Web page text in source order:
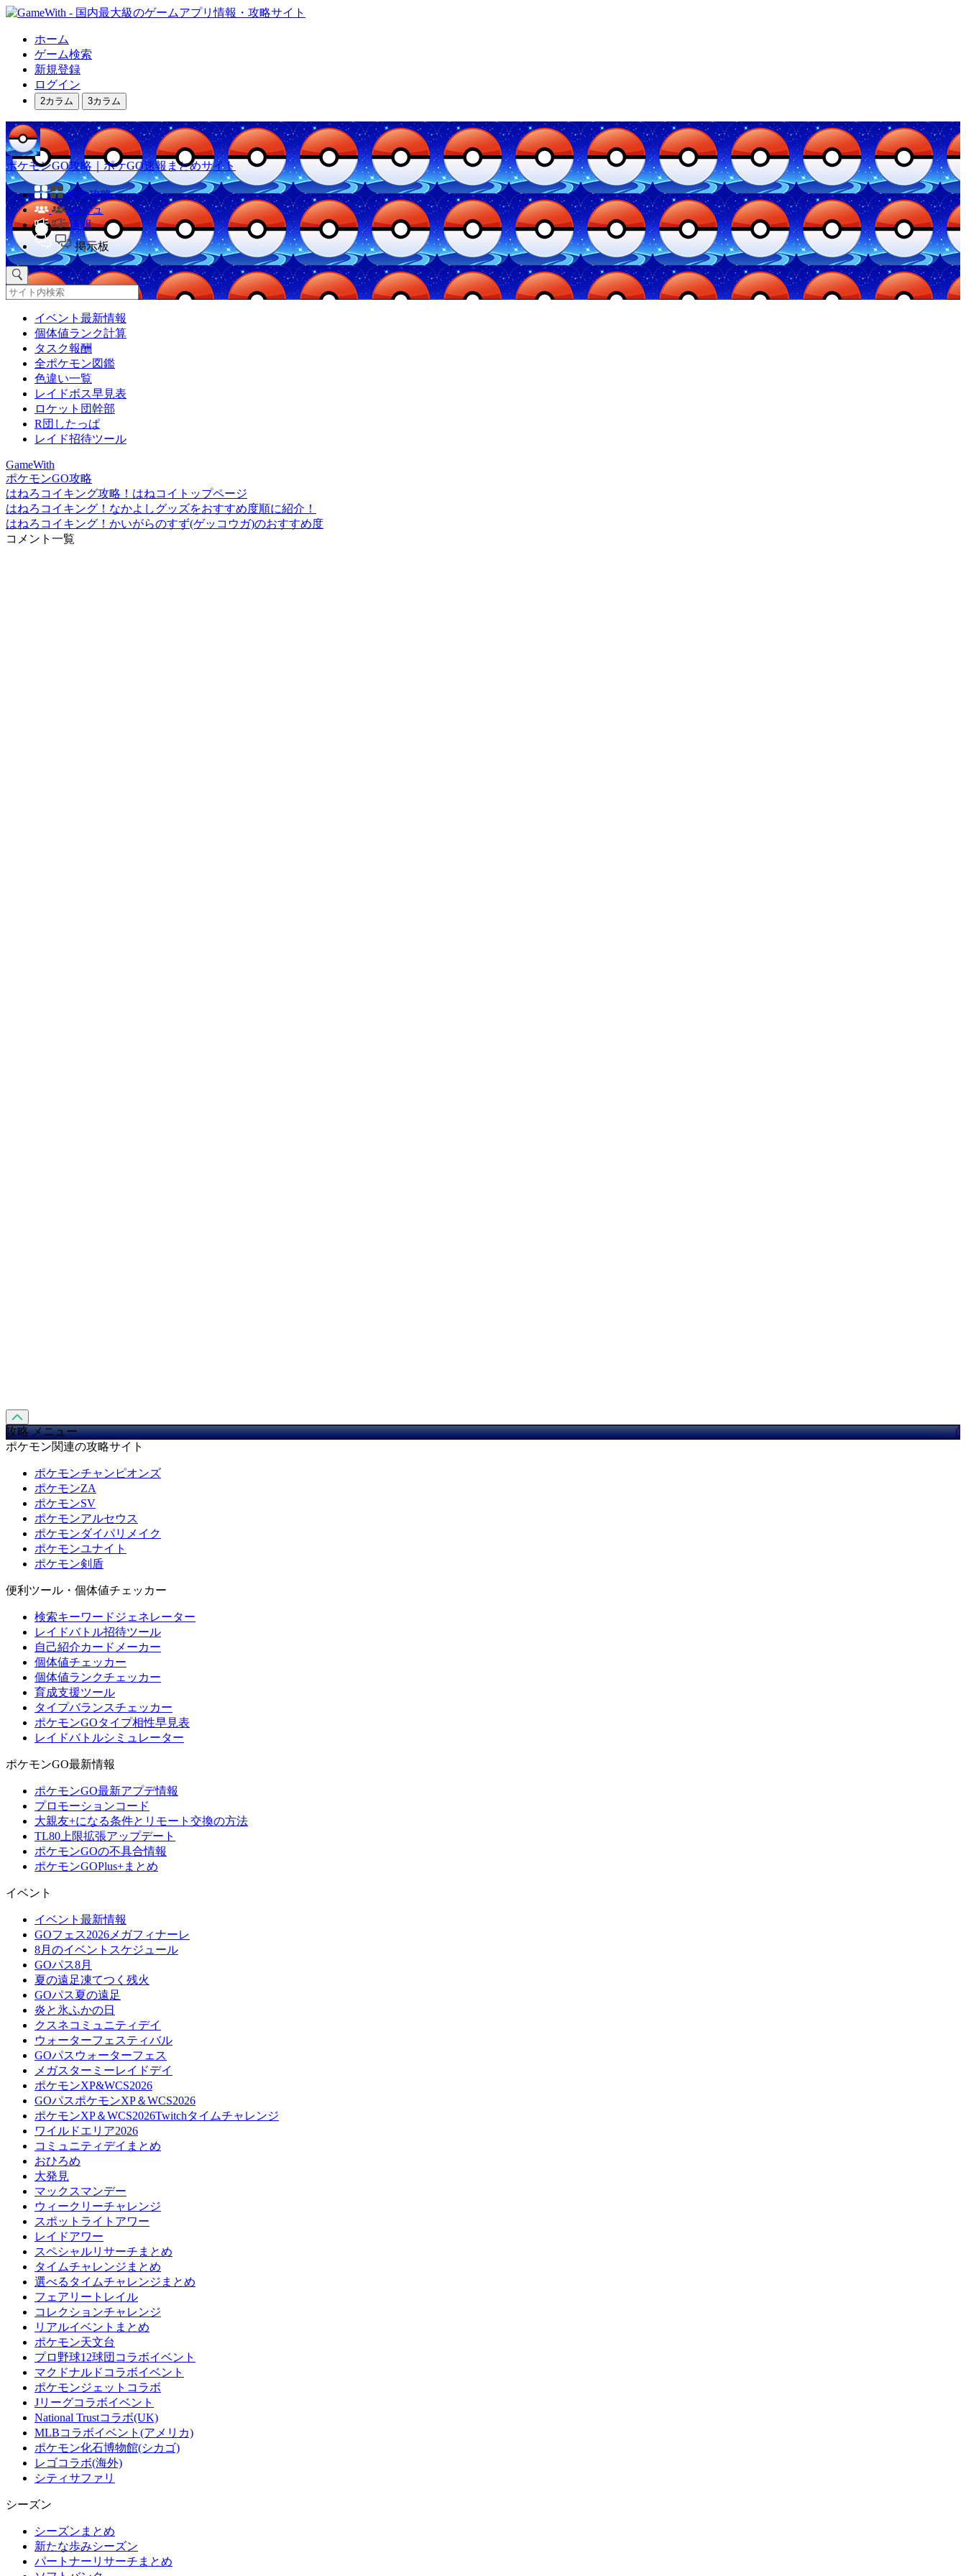
ホーム
ゲーム検索
新規登録
ログイン
2カラム 3カラム
ポケモンGO攻略｜ポケGO速報まとめサイト
他の攻略
コミュ
速報
掲示板
イベント最新情報
個体値ランク計算
タスク報酬
全ポケモン図鑑
色違い一覧
レイドボス早見表
ロケット団幹部
R団したっぱ
レイド招待ツール
GameWith
ポケモンGO攻略
はねろコイキング攻略！はねコイトップページ
はねろコイキング！なかよしグッズをおすすめ度順に紹介！
はねろコイキング！かいがらのすず(ゲッコウガ)のおすすめ度
コメント一覧
攻略 メニュー
ポケモン関連の攻略サイト
ポケモンチャンピオンズ
ポケモンZA
ポケモンSV
ポケモンアルセウス
ポケモンダイパリメイク
ポケモンユナイト
ポケモン剣盾
便利ツール・個体値チェッカー
検索キーワードジェネレーター
レイドバトル招待ツール
自己紹介カードメーカー
個体値チェッカー
個体値ランクチェッカー
育成支援ツール
タイプバランスチェッカー
ポケモンGOタイプ相性早見表
レイドバトルシミュレーター
ポケモンGO最新情報
ポケモンGO最新アプデ情報
プロモーションコード
大親友+になる条件とリモート交換の方法
TL80上限拡張アップデート
ポケモンGOの不具合情報
ポケモンGOPlus+まとめ
イベント
イベント最新情報
GOフェス2026メガフィナーレ
8月のイベントスケジュール
GOパス8月
夏の遠足凍てつく残火
GOパス夏の遠足
炎と氷ふかの日
クスネコミュニティデイ
ウォーターフェスティバル
GOパスウォーターフェス
メガスターミーレイドデイ
ポケモンXP&WCS2026
GOパスポケモンXP＆WCS2026
ポケモンXP＆WCS2026Twitchタイムチャレンジ
ワイルドエリア2026
コミュニティデイまとめ
おひろめ
大発見
マックスマンデー
ウィークリーチャレンジ
スポットライトアワー
レイドアワー
スペシャルリサーチまとめ
タイムチャレンジまとめ
選べるタイムチャレンジまとめ
フェアリートレイル
コレクションチャレンジ
リアルイベントまとめ
ポケモン天文台
プロ野球12球団コラボイベント
マクドナルドコラボイベント
ポケモンジェットコラボ
Jリーグコラボイベント
National Trustコラボ(UK)
MLBコラボイベント(アメリカ)
ポケモン化石博物館(シカゴ)
レゴコラボ(海外)
シティサファリ
シーズン
シーズンまとめ
新たな歩みシーズン
パートナーリサーチまとめ